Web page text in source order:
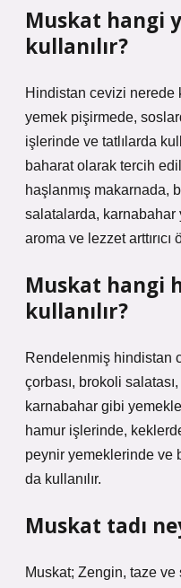
Muskat hangi
kullanılır?
Hindistan cevizi nerede
yemek pişirmede,
işlerinde ve tatlılarda
baharat olarak tercih
haşlanmış makarnada,
salatalarda,
aroma ve lezzet arttırıcı
Muskat hangi
kullanılır?
Rendelenmiş hindistan
çorbası, brokoli
karnabahar gibi
hamur işlerinde,
peynir yemeklerinde ve
da kullanılır.
Muskat tadı
Muskat; Zengin, taze ve